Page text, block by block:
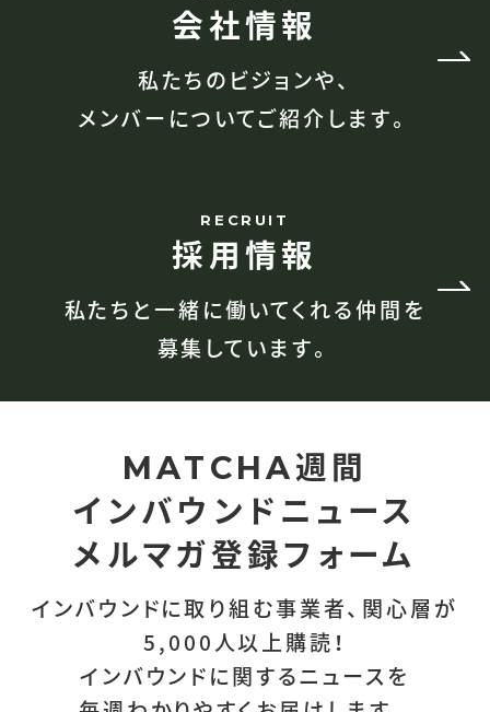
会社情報
私たちのビジョンや、
メンバーについてご紹介します。
RECRUIT
採用情報
私たちと一緒に働いてくれる仲間を
募集しています。
MATCHA週間
インバウンドニュース
メルマガ登録フォーム
インバウンドに取り組む事業者、関心層が
5,000人以上購読！
インバウンドに関するニュースを